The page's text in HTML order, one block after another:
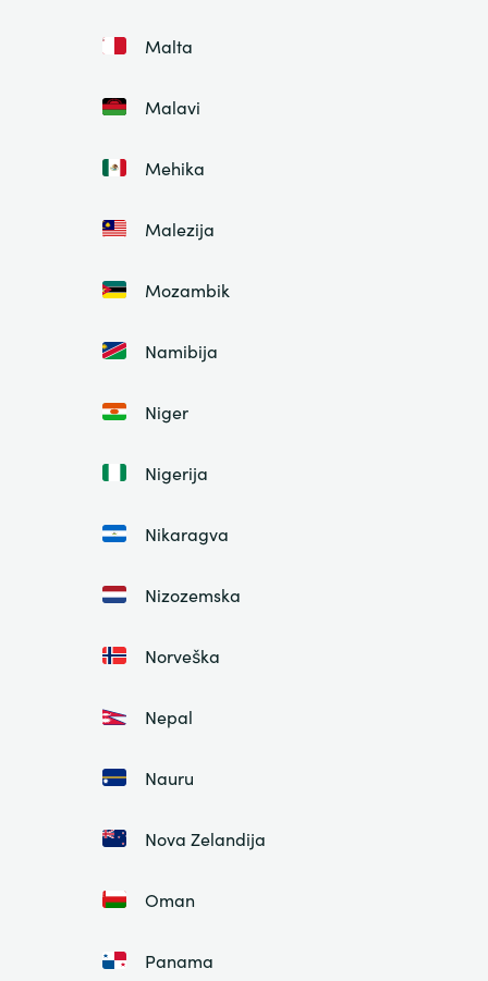
Malta
Malavi
Mehika
Malezija
Mozambik
Namibija
Niger
Nigerija
Nikaragva
Nizozemska
Norveška
Nepal
Nauru
Nova Zelandija
Oman
Panama